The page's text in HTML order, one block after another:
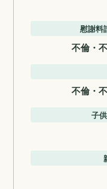
慰謝料
不倫・
不倫・
子